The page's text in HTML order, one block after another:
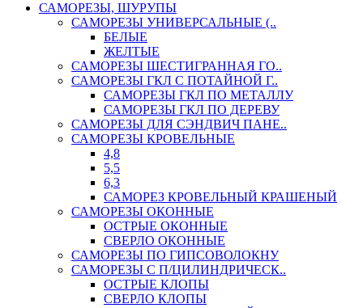
САМОРЕЗЫ, ШУРУПЫ
САМОРЕЗЫ УНИВЕРСАЛЬНЫЕ (..
БЕЛЫЕ
ЖЕЛТЫЕ
САМОРЕЗЫ ШЕСТИГРАННАЯ ГО..
САМОРЕЗЫ ГКЛ С ПОТАЙНОЙ Г..
САМОРЕЗЫ ГКЛ ПО МЕТАЛЛУ
САМОРЕЗЫ ГКЛ ПО ДЕРЕВУ
САМОРЕЗЫ ДЛЯ СЭНДВИЧ ПАНЕ..
САМОРЕЗЫ КРОВЕЛЬНЫЕ
4,8
5,5
6,3
САМОРЕЗ КРОВЕЛЬНЫЙ КРАШЕНЫЙ
САМОРЕЗЫ ОКОННЫЕ
ОСТРЫЕ ОКОННЫЕ
СВЕРЛО ОКОННЫЕ
САМОРЕЗЫ ПО ГИПСОВОЛОКНУ
САМОРЕЗЫ С П/ЦИЛИНДРИЧЕСК..
ОСТРЫЕ КЛОПЫ
СВЕРЛО КЛОПЫ